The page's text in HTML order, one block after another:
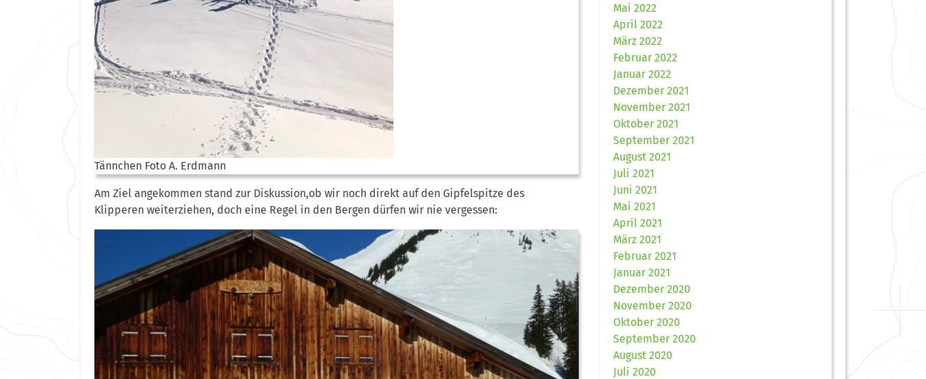
Tännchen Foto A. Erdmann
Am Ziel angekommen stand zur Diskussion,ob wir noch direkt auf den Gipfelspitze des
Klipperen weiterziehen, doch eine Regel in den Bergen dürfen wir nie vergessen:
Mai 2022
April 2022
März 2022
Februar 2022
Januar 2022
Dezember 2021
November 2021
Oktober 2021
September 2021
August 2021
Juli 2021
Juni 2021
Mai 2021
April 2021
März 2021
Februar 2021
Januar 2021
Dezember 2020
November 2020
Oktober 2020
September 2020
August 2020
Juli 2020